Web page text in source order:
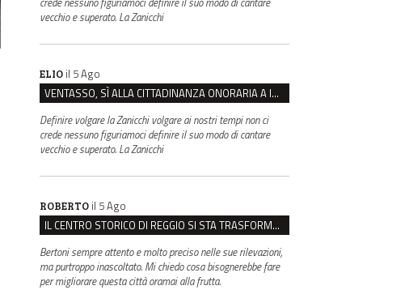
vecchio e superato. La Zanicchi
ELIO il 5 Ago
VENTASSO, SÌ ALLA CITTADINANZA ONORARIA A IVA ZANICCHI. MA BARGIACCHI: “È DI PESSIMO GUSTO”
Definire volgare la Zanicchi volgare ai nostri tempi non ci
crede nessuno figuriamoci definire il suo modo di cantare
vecchio e superato. La Zanicchi
ROBERTO il 5 Ago
IL CENTRO STORICO DI REGGIO SI STA TRASFORMANDO, E NON IN MEGLIO
Bertoni sempre attento e molto preciso nelle sue rilevazioni,
ma purtroppo inascoltato. Mi chiedo cosa bisognerebbe fare
per migliorare questa città oramai alla frutta.